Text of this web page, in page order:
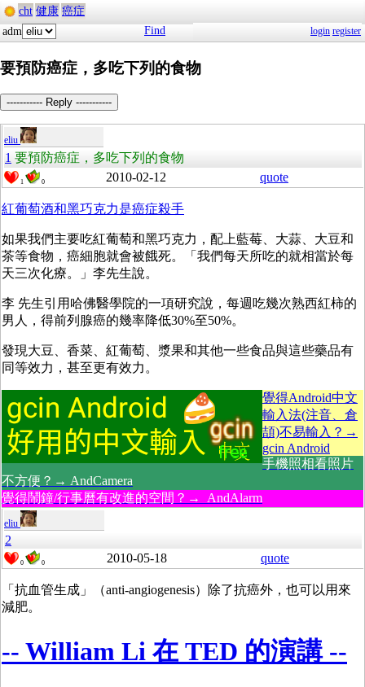
cht 健康 癌症
adm
Find login register
要預防癌症，多吃下列的食物
----------- Reply -----------
eliu
1 要預防癌症，多吃下列的食物
1 0 2010-02-12 quote
紅葡萄酒和黑巧克力是癌症殺手
如果我們主要吃紅葡萄和黑巧克力，配上藍莓、大蒜、大豆和
茶等食物，癌細胞就會被餓死。「我們每天所吃的就相當於每
天三次化療。」李先生說。
李 先生引用哈佛醫學院的一項研究說，每週吃幾次熟西紅柿的
男人，得前列腺癌的幾率降低30%至50%。
發現大豆、香菜、紅葡萄、漿果和其他一些食品與這些藥品有
同等效力，甚至更有效力。
覺得Android中文
輸入法(注音、倉
頡)不易輸入？→
gcin Android
手機照相看照片
不方便？→ AndCamera
覺得鬧鐘/行事曆有改進的空間？→ AndAlarm
eliu
2
0 0 2010-05-18 quote
「抗血管生成」（anti-angiogenesis）除了抗癌外，也可以用來
減肥。
-- William Li 在 TED 的演講 --